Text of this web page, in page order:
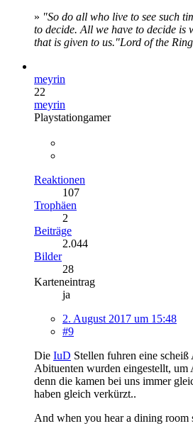
» "So do all who live to see such
to decide. All we have to decide is
that is given to us."Lord of the
meyrin
22
meyrin
Playstationgamer
Reaktionen
107
Trophäen
2
Beiträge
2.044
Bilder
28
Karteneintrag
ja
2. August 2017 um 15:48
#9
Die IuD Stellen fuhren eine
Abituenten wurden eingestellt, um
denn die kamen bei uns immer
haben gleich verkürzt..
And when you hear a dining room